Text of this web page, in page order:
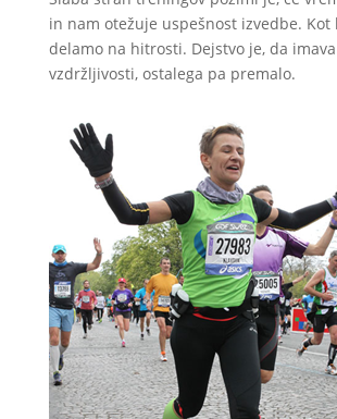
in nam otežuje uspešnost izvedbe. Kot
delamo na hitrosti. Dejstvo je, da
vzdržljivosti, ostalega pa premalo.